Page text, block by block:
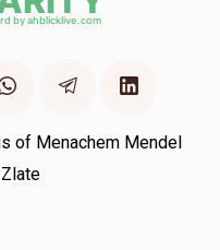
of Menachem Mendel